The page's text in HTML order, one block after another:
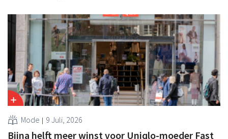
Mode 9 Juli, 2026
Bijna helft meer winst voor Uniqlo-moeder Fast